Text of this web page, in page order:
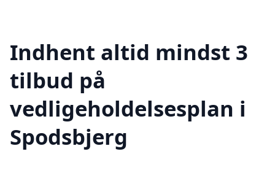
Indhent altid mindst 3
tilbud på
vedligeholdelsesplan i
Spodsbjerg